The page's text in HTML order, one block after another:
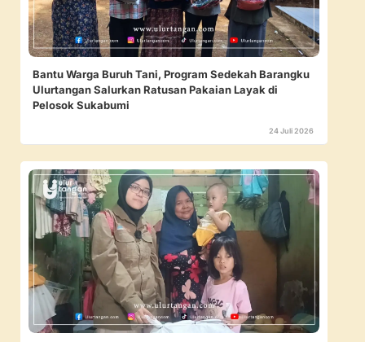
Bantu Warga Buruh Tani, Program Sedekah Barangku
Ulurtangan Salurkan Ratusan Pakaian Layak di
Pelosok Sukabumi
24 Juli 2026